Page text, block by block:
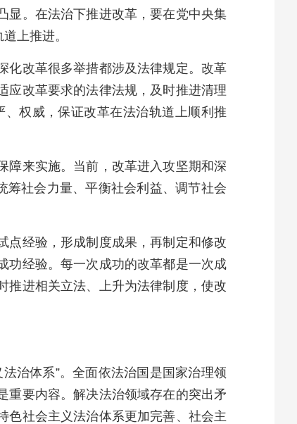
显。在法治下推进改革，要在党中央集
上推进。
化改革很多举措都涉及法律规定。改革
应改革要求的法律法规，及时推进清理
权威，保证改革在法治轨道上顺利推
障来实施。当前，改革进入攻坚期和深
筹社会力量、平衡社会利益、调节社会
点经验，形成制度成果，再制定和修改
功经验。每一次成功的改革都是一次成
推进相关立法、上升为法律制度，使改
治体系”。全面依法治国是国家治理领
重要内容。解决法治领域存在的突出矛
色社会主义法治体系更加完善、社会主